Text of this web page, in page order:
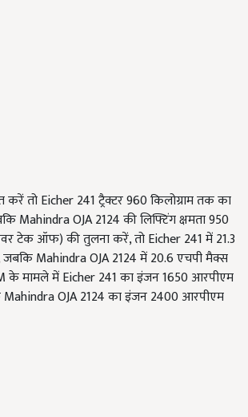
करें तो Eicher 241 ट्रैक्टर 960 किलोग्राम तक का
Mahindra OJA 2124 की लिफ्टिंग क्षमता 950
टेक ऑफ) की तुलना करें, तो Eicher 241 में 21.3
Mahindra OJA 2124 में 20.6 एचपी मैक्स
के मामले में Eicher 241 का इंजन 1650 आरपीएम
Mahindra OJA 2124 का इंजन 2400 आरपीएम